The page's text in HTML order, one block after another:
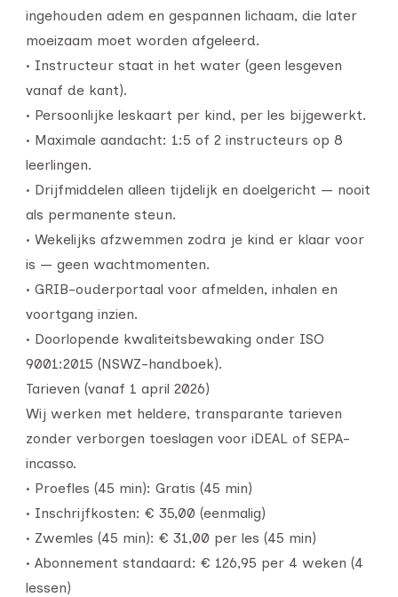
ingehouden adem en gespannen lichaam, die later
moeizaam moet worden afgeleerd.
• Instructeur staat in het water (geen lesgeven
vanaf de kant).
• Persoonlijke leskaart per kind, per les bijgewerkt.
• Maximale aandacht: 1:5 of 2 instructeurs op 8
leerlingen.
• Drijfmiddelen alleen tijdelijk en doelgericht — nooit
als permanente steun.
• Wekelijks afzwemmen zodra je kind er klaar voor
is — geen wachtmomenten.
• GRIB-ouderportaal voor afmelden, inhalen en
voortgang inzien.
• Doorlopende kwaliteitsbewaking onder ISO
9001:2015 (NSWZ-handboek).
Tarieven (vanaf 1 april 2026)
Wij werken met heldere, transparante tarieven
zonder verborgen toeslagen voor iDEAL of SEPA-
incasso.
• Proefles (45 min): Gratis (45 min)
• Inschrijfkosten: € 35,00 (eenmalig)
• Zwemles (45 min): € 31,00 per les (45 min)
• Abonnement standaard: € 126,95 per 4 weken (4
lessen)